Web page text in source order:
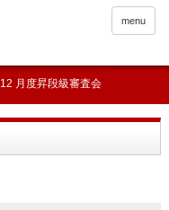
menu
12 月度昇段級審査会